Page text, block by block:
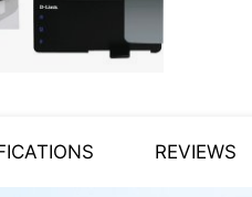
REVIEWS